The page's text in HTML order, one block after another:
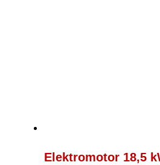
Elektromotor 18,5